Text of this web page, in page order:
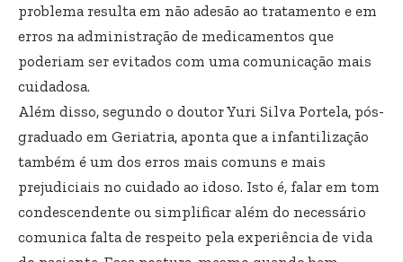
problema resulta em não adesão ao tratamento e em
erros na administração de medicamentos que
poderiam ser evitados com uma comunicação mais
cuidadosa.
Além disso, segundo o doutor Yuri Silva Portela, pós-
graduado em Geriatria, aponta que a infantilização
também é um dos erros mais comuns e mais
prejudiciais no cuidado ao idoso. Isto é, falar em tom
condescendente ou simplificar além do necessário
comunica falta de respeito pela experiência de vida